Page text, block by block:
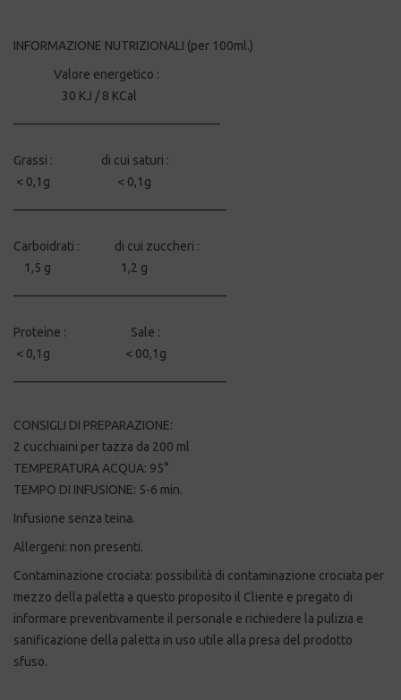
INFORMAZIONE NUTRIZIONALI (per 100ml.)
Valore energetico :
30 KJ / 8 KCal
Grassi : di cui saturi :
< 0,1g < 0,1g
Carboidrati : di cui zuccheri :
1,5 g 1,2 g
Proteine : Sale :
< 0,1g < 00,1g
CONSIGLI DI PREPARAZIONE:
2 cucchiaini per tazza da 200 ml
TEMPERATURA ACQUA: 95°
TEMPO DI INFUSIONE: 5-6 min.
Infusione senza teina.
Allergeni: non presenti.
Contaminazione crociata: possibilità di contaminazione crociata per
mezzo della paletta a questo proposito il Cliente e pregato di
informare preventivamente il personale e richiedere la pulizia e
sanificazione della paletta in uso utile alla presa del prodotto
sfuso.